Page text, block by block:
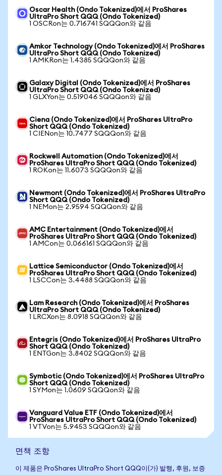
Oscar Health (Ondo Tokenized)에서 ProShares
UltraPro Short QQQ (Ondo Tokenized)
1 OSCRon는 0.716741 SQQQon와 같음
Amkor Technology (Ondo Tokenized)에서 ProShares
UltraPro Short QQQ (Ondo Tokenized)
1 AMKRon는 1.4385 SQQQon와 같음
Galaxy Digital (Ondo Tokenized)에서 ProShares
UltraPro Short QQQ (Ondo Tokenized)
1 GLXYon는 0.519046 SQQQon와 같음
Ciena (Ondo Tokenized)에서 ProShares UltraPro
Short QQQ (Ondo Tokenized)
1 CIENon는 10.7477 SQQQon와 같음
Rockwell Automation (Ondo Tokenized)에서
ProShares UltraPro Short QQQ (Ondo Tokenized)
1 ROKon는 11.6073 SQQQon와 같음
Newmont (Ondo Tokenized)에서 ProShares UltraPro
Short QQQ (Ondo Tokenized)
1 NEMon는 2.9594 SQQQon와 같음
AMC Entertainment (Ondo Tokenized)에서
ProShares UltraPro Short QQQ (Ondo Tokenized)
1 AMCon는 0.066161 SQQQon와 같음
Lattice Semiconductor (Ondo Tokenized)에서
ProShares UltraPro Short QQQ (Ondo Tokenized)
1 LSCCon는 3.4488 SQQQon와 같음
Lam Research (Ondo Tokenized)에서 ProShares
UltraPro Short QQQ (Ondo Tokenized)
1 LRCXon는 8.0918 SQQQon와 같음
Entegris (Ondo Tokenized)에서 ProShares UltraPro
Short QQQ (Ondo Tokenized)
1 ENTGon는 3.8402 SQQQon와 같음
Symbotic (Ondo Tokenized)에서 ProShares UltraPro
Short QQQ (Ondo Tokenized)
1 SYMon는 1.0609 SQQQon와 같음
Vanguard Value ETF (Ondo Tokenized)에서
ProShares UltraPro Short QQQ (Ondo Tokenized)
1 VTVon는 5.9453 SQQQon와 같음
면책 조항
이 제품은 ProShares UltraPro Short QQQ이(가) 발행, 후원, 보증